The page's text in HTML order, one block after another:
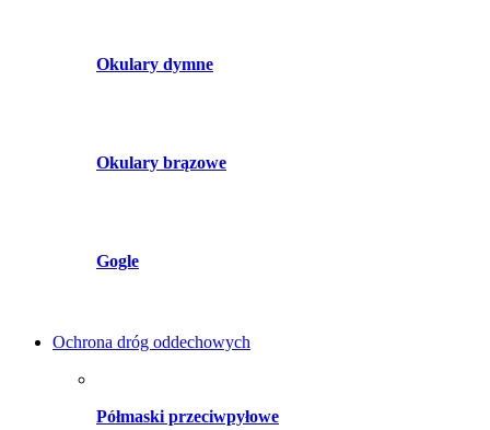
Okulary dymne
Okulary brązowe
Gogle
Ochrona dróg oddechowych
Półmaski przeciwpyłowe